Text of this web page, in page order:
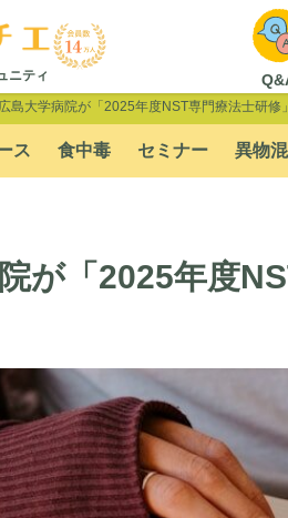
ニティ
広島大学病院が「2025年度NST専門療法士研修
ス 食中毒 セミナー 異物
が「2025年度